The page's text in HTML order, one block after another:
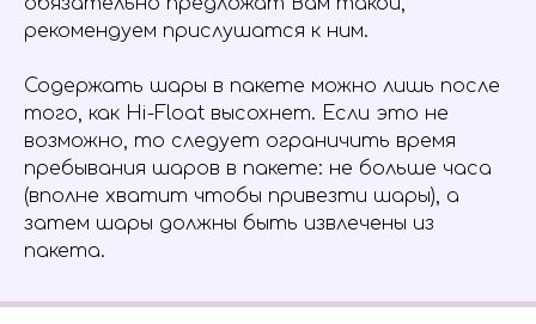
рекомендуем прислушатся к ним.
Содержать шары в пакете можно лишь после
того, как Hi-Float высохнет. Если это не
возможно, то следует ограничить время
пребывания шаров в пакете: не больше часа
(вполне хватит чтобы привезти шары), а
затем шары должны быть извлечены из
пакета.